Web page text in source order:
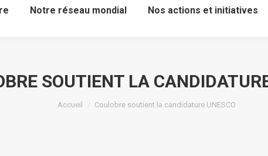
Notre réseau mondial Nos actions et initiatives
SOUTIENT LA
Accueil Coulobre soutient la candidature UNESCO